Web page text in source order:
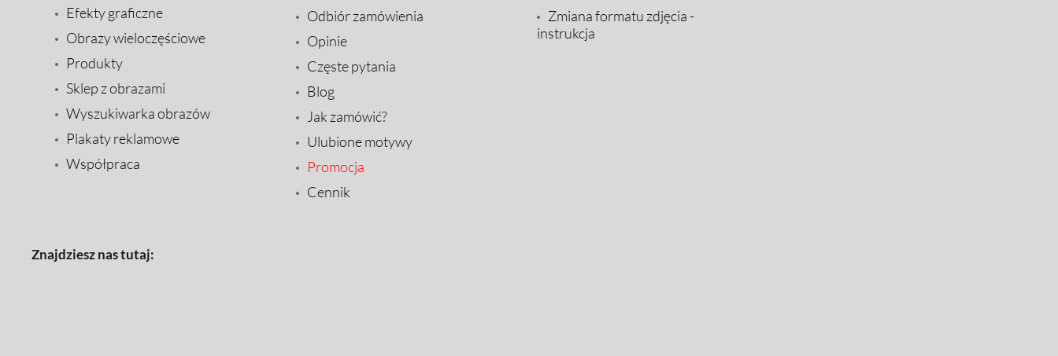
Efekty graficzne
Obrazy wieloczęściowe
Produkty
Sklep z obrazami
Wyszukiwarka obrazów
Plakaty reklamowe
Współpraca
Odbiór zamówienia
Opinie
Częste pytania
Blog
Jak zamówić?
Ulubione motywy
Promocja
Cennik
Zmiana formatu zdjęcia -
instrukcja
Znajdziesz nas tutaj: